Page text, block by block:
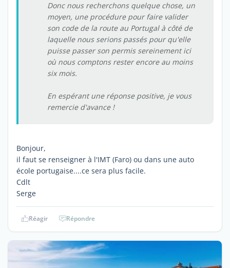
Donc nous recherchons quelque chose, un
moyen, une procédure pour faire valider
son code de la route au Portugal à côté de
laquelle nous serions passés pour qu'elle
puisse passer son permis sereinement ici
où nous comptons rester encore au moins
six mois.
En espérant une réponse positive, je vous
remercie d'avance !
Bonjour,
il faut se renseigner à l'IMT (Faro) ou dans une auto
école portugaise....ce sera plus facile.
Cdlt
Serge
Réagir Répondre